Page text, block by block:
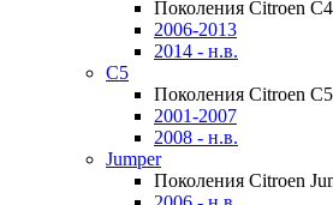
Поколения Citroen
2006-2013
2014 - н.в.
C5
Поколения Citroen C5
2001-2007
2008 - н.в.
Jumper
Поколения Citroen